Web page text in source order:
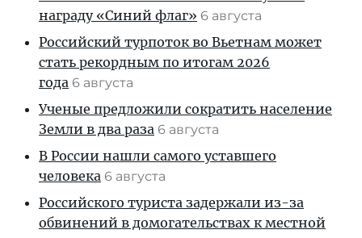
награду «Синий флаг» 6 августа
Российский турпоток во Вьетнам может
стать рекордным по итогам 2026
года 6 августа
Ученые предложили сократить население
Земли в два раза 6 августа
В России нашли самого уставшего
человека 6 августа
Российского туриста задержали из-за
обвинений в домогательствах к местной